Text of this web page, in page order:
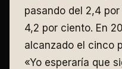
pasando del 2,4
4,2 por ciento. En
alcanzado el cinco
«Yo esperaría que